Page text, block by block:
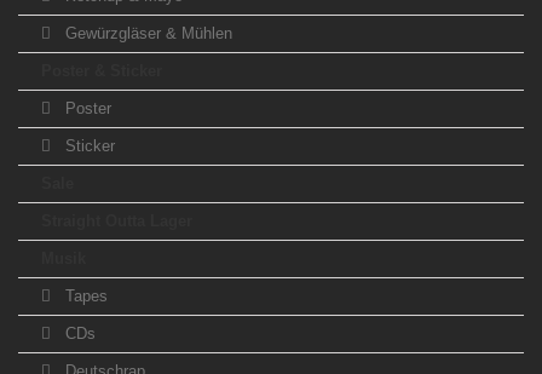
Gewürzgläser & Mühlen
Poster
Sticker
Tapes
CDs